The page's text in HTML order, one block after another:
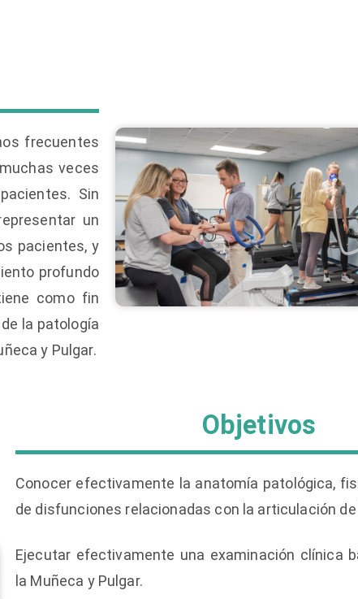
frecuentes
veces
Sin
un
pacientes, y
profundo
como fin
la patología
y Pulgar.
Objetivos
Conocer efectivamente la anatomía patológica,
de disfunciones relacionadas con la articulación de
Ejecutar efectivamente una examinación clínica
la Muñeca y Pulgar.